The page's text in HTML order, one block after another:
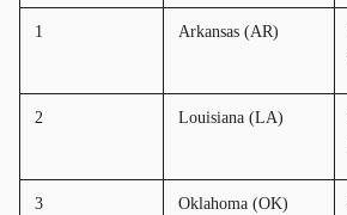
1 Arkansas (AR)
2 Louisiana (LA)
3 Oklahoma (OK)